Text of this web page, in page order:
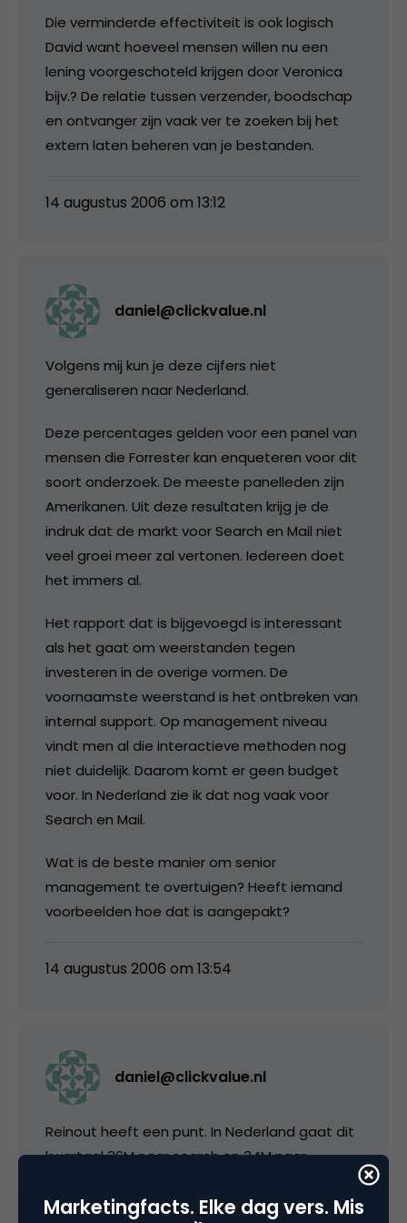
Die verminderde effectiviteit is ook logisch
David want hoeveel mensen willen nu een
lening voorgeschoteld krijgen door Veronica
bijv.? De relatie tussen verzender, boodschap
en ontvanger zijn vaak ver te zoeken bij het
extern laten beheren van je bestanden.
14 augustus 2006 om 13:12
daniel@clickvalue.nl
Volgens mij kun je deze cijfers niet
generaliseren naar Nederland.
Deze percentages gelden voor een panel van
mensen die Forrester kan enqueteren voor dit
soort onderzoek. De meeste panelleden zijn
Amerikanen. Uit deze resultaten krijg je de
indruk dat de markt voor Search en Mail niet
veel groei meer zal vertonen. Iedereen doet
het immers al.
Het rapport dat is bijgevoegd is interessant
als het gaat om weerstanden tegen
investeren in de overige vormen. De
voornaamste weerstand is het ontbreken van
internal support. Op management niveau
vindt men al die interactieve methoden nog
niet duidelijk. Daarom komt er geen budget
voor. In Nederland zie ik dat nog vaak voor
Search en Mail.
Wat is de beste manier om senior
management te overtuigen? Heeft iemand
voorbeelden hoe dat is aangepakt?
14 augustus 2006 om 13:54
daniel@clickvalue.nl
Reinout heeft een punt. In Nederland gaat dit
kwartaal 36M naar search en 34M naar
helemaal te vergelijken. Hoewel het bericht
Marketingfacts. Elke dag vers. Mis